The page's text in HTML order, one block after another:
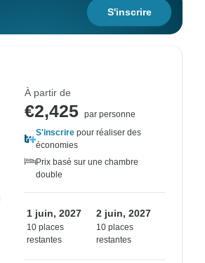
S'inscrire
À partir de
€2,425 par personne
S'inscrire pour réaliser des
économies
Prix basé sur une chambre
double
1 juin, 2027
10 places
restantes
2 juin, 2027
10 places
restantes